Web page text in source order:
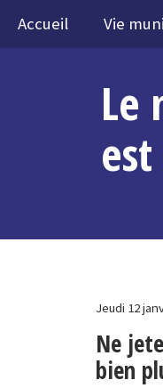
Accueil Vie
Le
Jeudi 12
Ne
bien